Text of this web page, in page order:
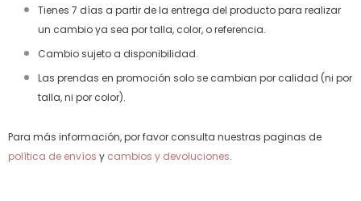
Tienes 7 días a partir de la entrega del producto para realizar
un cambio ya sea por talla, color, o referencia.
Cambio sujeto a disponibilidad.
Las prendas en promoción solo se cambian por calidad (ni por
talla, ni por color).
Para más información, por favor consulta nuestras paginas de
política de envíos y cambios y devoluciones.